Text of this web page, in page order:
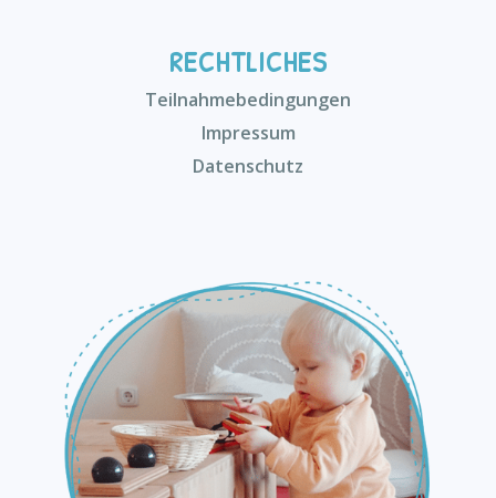
RECHTLICHES
Teilnahmebedingungen
Impressum
Datenschutz